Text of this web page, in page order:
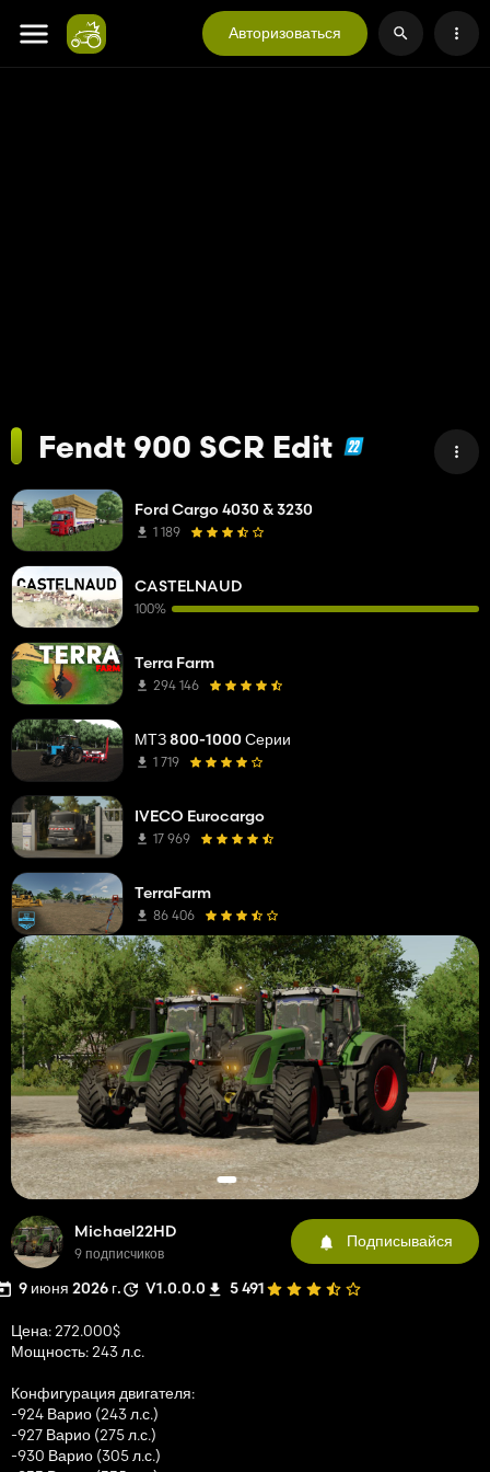
Авторизоваться
Fendt 900 SCR Edit
Michael22HD
9 подписчиков
Подписывайся
9 июня 2026 г. V1.0.0.0 5 491
Цена: 272.000$
Мощность: 243 л.с.
Конфигурация двигателя:
-924 Варио (243 л.с.)
-927 Варио (275 л.с.)
-930 Варио (305 л.с.)
Ford Cargo 4030 & 3230
1 189
CASTELNAUD
100%
Terra Farm
294 146
МТЗ 800-1000 Серии
1 719
IVECO Eurocargo
17 969
TerraFarm
86 406